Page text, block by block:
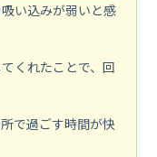
い込みが弱いと感
くれたことで、回
で過ごす時間が快